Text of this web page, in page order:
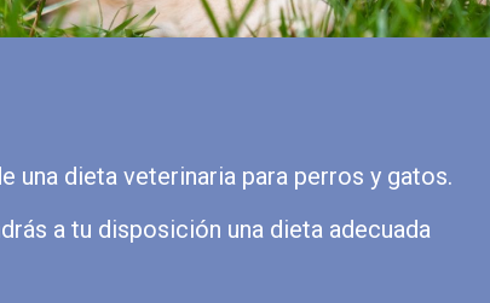
una dieta veterinaria para perros y gatos.
a tu disposición una dieta adecuada